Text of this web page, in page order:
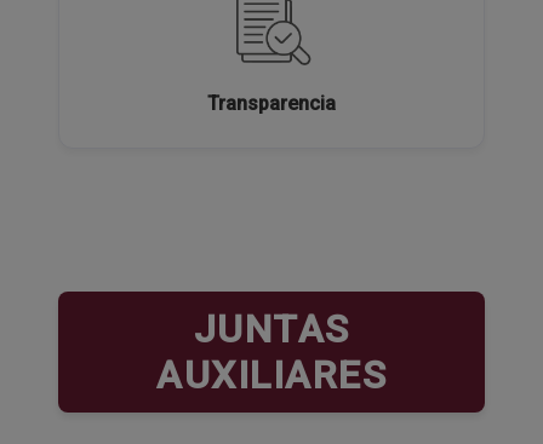
Transparencia
JUNTAS
AUXILIARES